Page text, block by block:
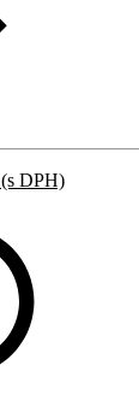
(s DPH)